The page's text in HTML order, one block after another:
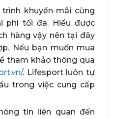
trình khuyến mãi cũng
phí tối đa. Hiểu được
hàng vậy nên tại đây
Nếu bạn muốn mua
tham khảo thông qua
. Lifesport luôn tự
trong việc cung cấp
tin liên quan đến